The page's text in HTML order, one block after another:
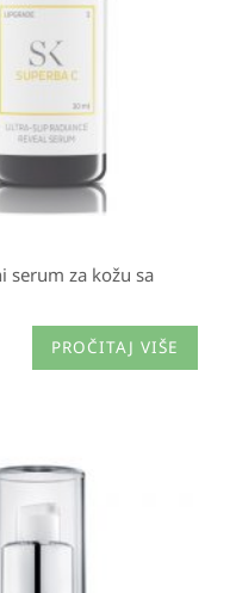
serum za kožu sa
PROČITAJ VIŠE